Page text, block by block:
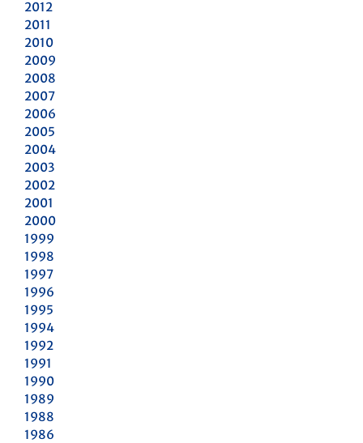
2012
2011
2010
2009
2008
2007
2006
2005
2004
2003
2002
2001
2000
1999
1998
1997
1996
1995
1994
1992
1991
1990
1989
1988
1986